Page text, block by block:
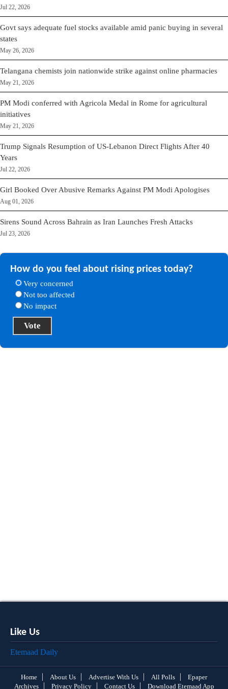
Jul 22, 2026
Govt says adequate fuel stocks available amid panic buying in several
states
May 26, 2026
Telangana chemists join nationwide strike against online pharmacies
May 21, 2026
PM Modi conferred with Agricola Medal in Rome for agricultural
initiatives
May 21, 2026
Trump Signals Resumption of US-Lebanon Direct Flights After 40
Years
Jul 22, 2026
Girl Booked Over Abusive Remarks Against PM Modi Apologises
Aug 01, 2026
Sirens Sound Across Bahrain as Iran Launches Fresh Attacks
Jul 23, 2026
How do you feel about rising prices today?
Very concerned
Not too affected
No impact
Like Us
Etemaad Daily
Home About Us Advertise With Us All Polls
Epaper
Archives
Privacy Policy Contact Us Download Etemaad App